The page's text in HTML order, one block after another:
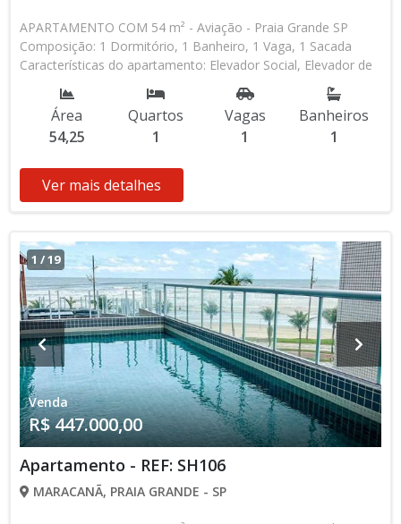
APARTAMENTO COM 54 m² - Aviação - Praia Grande SP
Composição: 1 Dormitório, 1 Banheiro, 1 Vaga, 1 Sacada
Características do apartamento: Elevador Social, Elevador de
Serviço, Home Box, Piscina, Piscina Infantil, Salão de Jogos,
Salão de Festas, Espaço Kids, Espaço Gourmet, Academia,
Lazer no terraço Aceita Financiamento Bancário Lançamento,
Pronto para Morar * Os valores e disponibilidade podem ser
contato com nossa equipe
Área
54,25
Quartos
1
Vagas
1
Banheiros
1
Ver mais detalhes
1 /19
Venda
R$ 447.000,00
Apartamento - REF: SH106
MARACANÃ, PRAIA GRANDE - SP